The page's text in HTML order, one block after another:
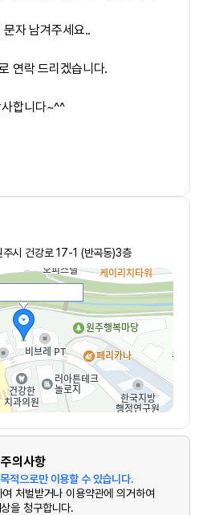
문자 남겨주세요..
연락 드리겠습니다.
합니다~^^
시 건강로 17-1 (반곡동)3층
주의사항
적으로만 이용할 수 있습니다.
처벌받거나 이용약관에 의거하여
을 청구합니다.